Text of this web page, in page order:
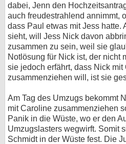
dabei, Jenn den
auch freudestrahlend annimmt,
dass Paul etwas mit Jess hatte.
sieht, will Jess Nick davon
zusammen zu sein, weil sie
Notlösung für Nick ist, der nicht
sie jedoch erfährt, dass Nick mit
zusammenziehen will, ist sie
Am Tag des Umzugs bekommt
mit Caroline zusammenziehen
Panik in die Wüste, wo er den
Umzugslasters wegwirft. Somit
Schmidt in der Wüste fest. Die